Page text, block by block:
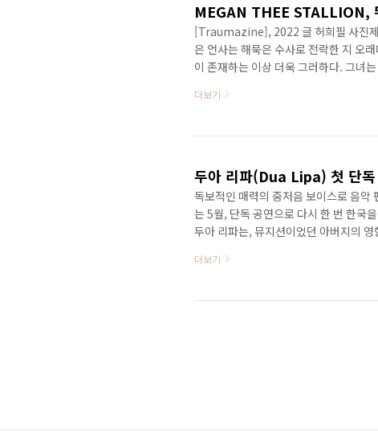
[Traumazine], 2022 글 허희필 사진
은 언사는 해묵은 수사로 전락한 지
이 존재하는 이상 더욱 그러하다. 그녀
(Rapsody)를 융합시켜 놓은 듯 발군
범을 이루는 정서는 위태로움, 부정성
더보기
두아 리파(Dua Lipa) 첫 단독
독보적인 매력의 중저음 보이스로 음
는 5월, 단독 공연으로 다시 한 번 한국
두아 리파는, 뮤지션이었던 아버지의
하였고, 유튜브에 올린 커버곡 영상이
많은 이들의 공감을 불러일으켰다.
더보기